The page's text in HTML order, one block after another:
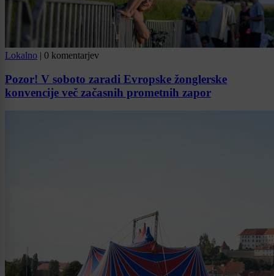
Lokalno | 0 komentarjev
Pozor! V soboto zaradi Evropske žonglerske
konvencije več začasnih prometnih zapor